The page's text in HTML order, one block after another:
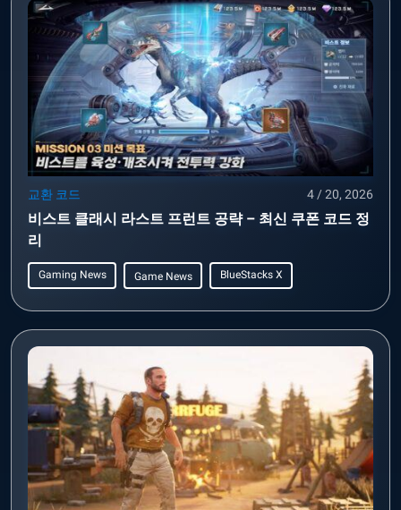
교환 코드 4 / 20, 2026
비스트 클래시 라스트 프런트 공략 – 최신 쿠폰 코드 정
리
Gaming News Game News BlueStacks X